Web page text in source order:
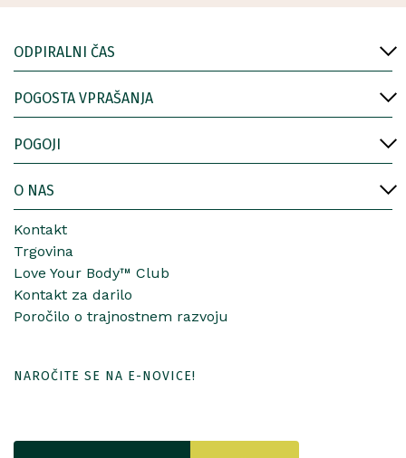
ODPIRALNI ČAS
POGOSTA VPRAŠANJA
POGOJI
O NAS
Kontakt
Trgovina
Love Your Body™ Club
Kontakt za darilo
Poročilo o trajnostnem razvoju
NAROČITE SE NA E-NOVICE!